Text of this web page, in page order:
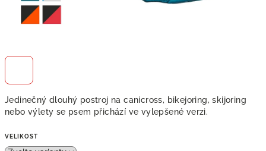
Jedinečný dlouhý postroj na canicross, bikejoring, skijoring
nebo výlety se psem přichází ve vylepšené verzi.
VELIKOST